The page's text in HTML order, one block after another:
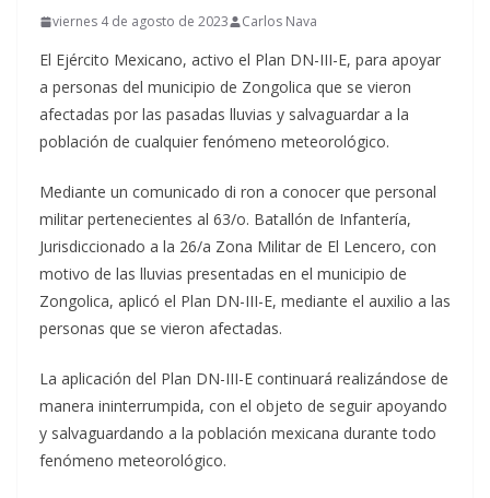
viernes 4 de agosto de 2023 Carlos Nava
El Ejército Mexicano, activo el Plan DN-III-E, para apoyar
a personas del municipio de Zongolica que se vieron
afectadas por las pasadas lluvias y salvaguardar a la
población de cualquier fenómeno meteorológico.
Mediante un comunicado di ron a conocer que personal
militar pertenecientes al 63/o. Batallón de Infantería,
Jurisdiccionado a la 26/a Zona Militar de El Lencero, con
motivo de las lluvias presentadas en el municipio de
Zongolica, aplicó el Plan DN-III-E, mediante el auxilio a las
personas que se vieron afectadas.
La aplicación del Plan DN-III-E continuará realizándose de
manera ininterrumpida, con el objeto de seguir apoyando
y salvaguardando a la población mexicana durante todo
fenómeno meteorológico.